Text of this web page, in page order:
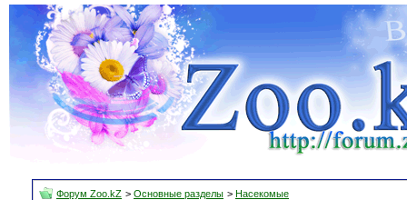
Форум Zoo.kZ > Основные разделы > Насекомые